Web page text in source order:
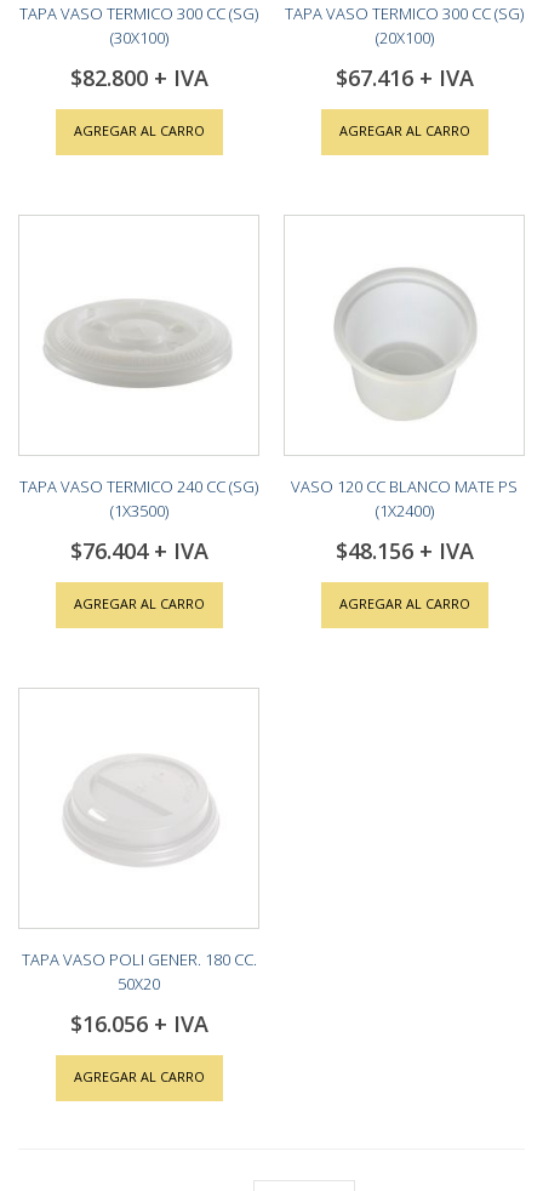
TAPA VASO TERMICO 300 CC (SG)
(30X100)
$82.800
AGREGAR AL CARRO
TAPA VASO TERMICO 300 CC (SG)
(20X100)
$67.416
AGREGAR AL CARRO
TAPA VASO TERMICO 240 CC (SG)
(1X3500)
$76.404
AGREGAR AL CARRO
VASO 120 CC BLANCO MATE PS
(1X2400)
$48.156
AGREGAR AL CARRO
TAPA VASO POLI GENER. 180 CC.
50X20
$16.056
AGREGAR AL CARRO